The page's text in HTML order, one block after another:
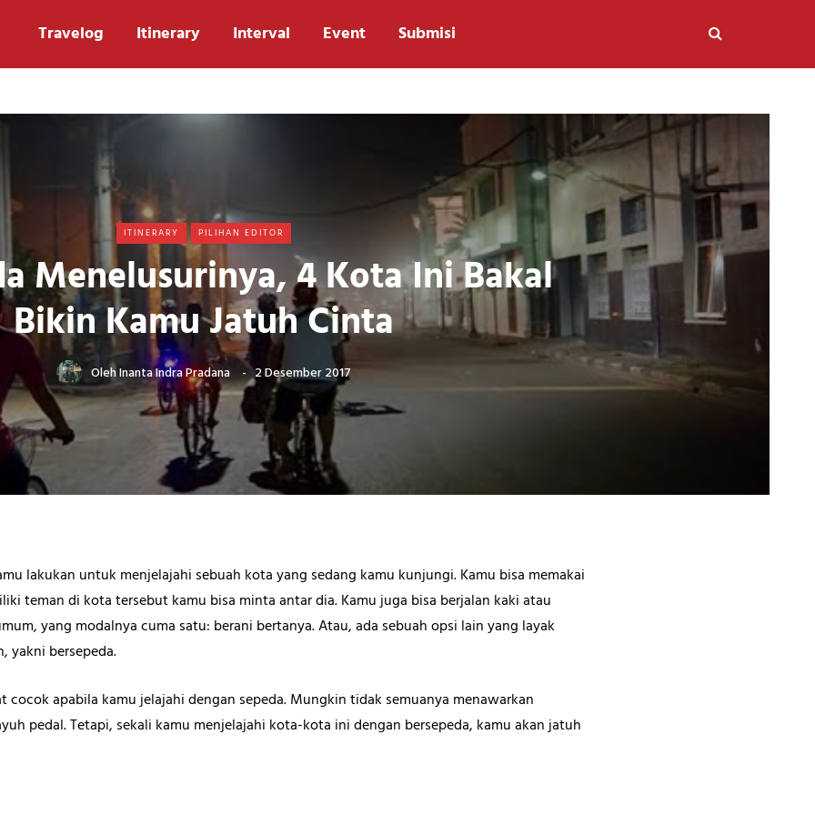
Travelog Itinerary Interval Event Submisi
ITINERARY PILIHAN EDITOR
Menelusurinya, 4 Kota Ini Bakal
Bikin Kamu Jatuh Cinta
OlehInanta Indra Pradana 2 Desember 2017
lakukan untuk menjelajahi sebuah kota yang sedang kamu kunjungi. Kamu bisa memakai
teman di kota tersebut kamu bisa minta antar dia. Kamu juga bisa berjalan kaki atau
yang modalnya cuma satu: berani bertanya. Atau, ada sebuah opsi lain yang layak
yakni bersepeda.
apabila kamu jelajahi dengan sepeda. Mungkin tidak semuanya menawarkan
pedal. Tetapi, sekali kamu menjelajahi kota-kota ini dengan bersepeda, kamu akan jatuh